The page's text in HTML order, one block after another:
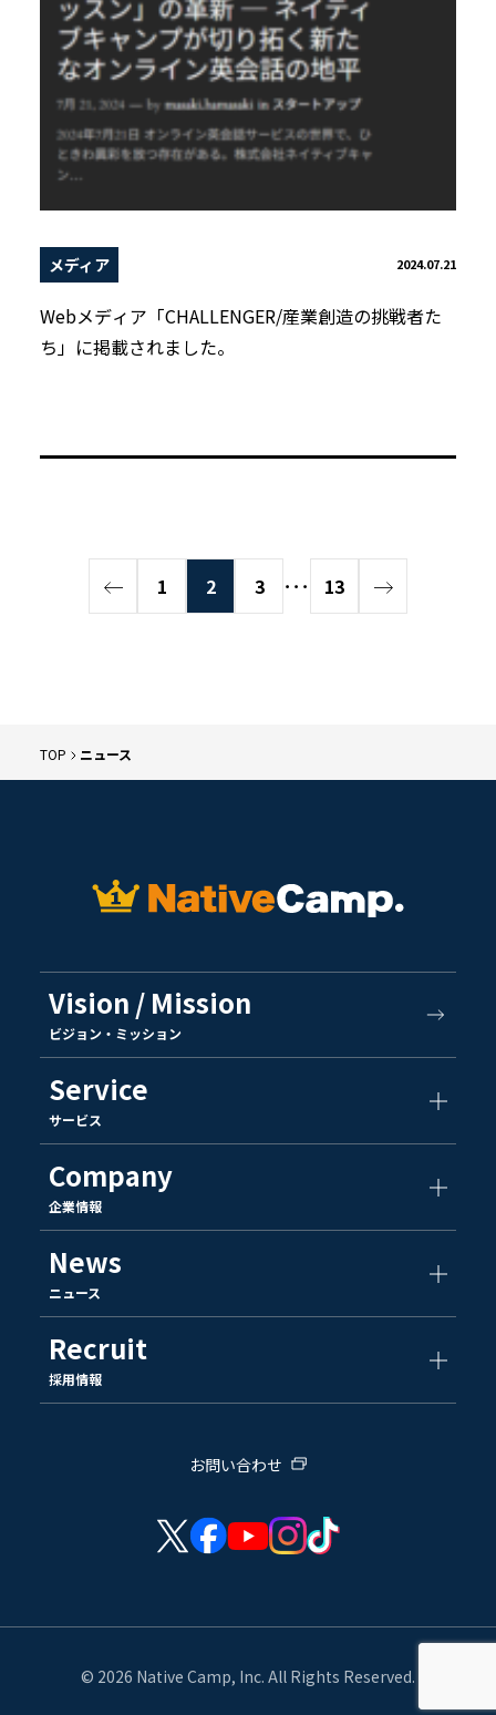
メディア 2024.07.21
Webメディア「CHALLENGER/産業創造の挑戦者た
ち」に掲載されました。
1 2 3 ･･･ 13
TOP ニュース
Vision / Mission
ビジョン・ミッション
Service
サービス
Company
企業情報
News
ニュース
Recruit
採用情報
お問い合わせ
© 2026 Native Camp, Inc. All Rights Reserved.